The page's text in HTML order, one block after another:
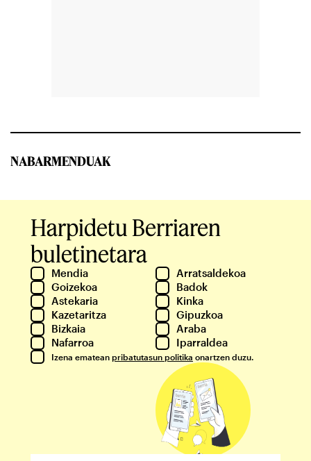
NABARMENDUAK
Harpidetu Berriaren
buletinetara
Mendia
Arratsaldekoa
Goizekoa
Badok
Astekaria
Kinka
Kazetaritza
Gipuzkoa
Bizkaia
Araba
Nafarroa
Iparraldea
Izena ematean pribatutasun politika onartzen duzu.